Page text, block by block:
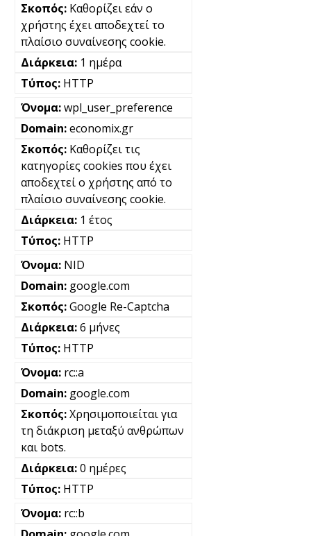
Καθορίζει εάν ο
χρήστης έχει αποδεχτεί το
πλαίσιο συναίνεσης cookie.
1 ημέρα
HTTP
wpl_user_preference
economix.gr
Καθορίζει τις
κατηγορίες cookies που έχει
αποδεχτεί ο χρήστης από το
πλαίσιο συναίνεσης cookie.
1 έτος
HTTP
NID
google.com
Google Re-Captcha
6 μήνες
HTTP
rc::a
google.com
Χρησιμοποιείται για
τη διάκριση μεταξύ ανθρώπων
και bots.
0 ημέρες
HTTP
rc::b